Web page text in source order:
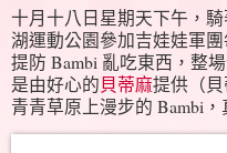
十月十八日星期天下午，騎
湖運動公園參加吉娃娃軍
提防 Bambi 亂吃東西，整
是由好心的貝蒂麻提供（
青青草原上漫步的 Bambi